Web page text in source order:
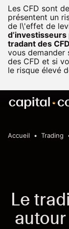
Les CFD sont
présentent un
de l\'effet de
tradant des
vous demander
des CFD et si
le risque élevé
Accueil Trading
Le